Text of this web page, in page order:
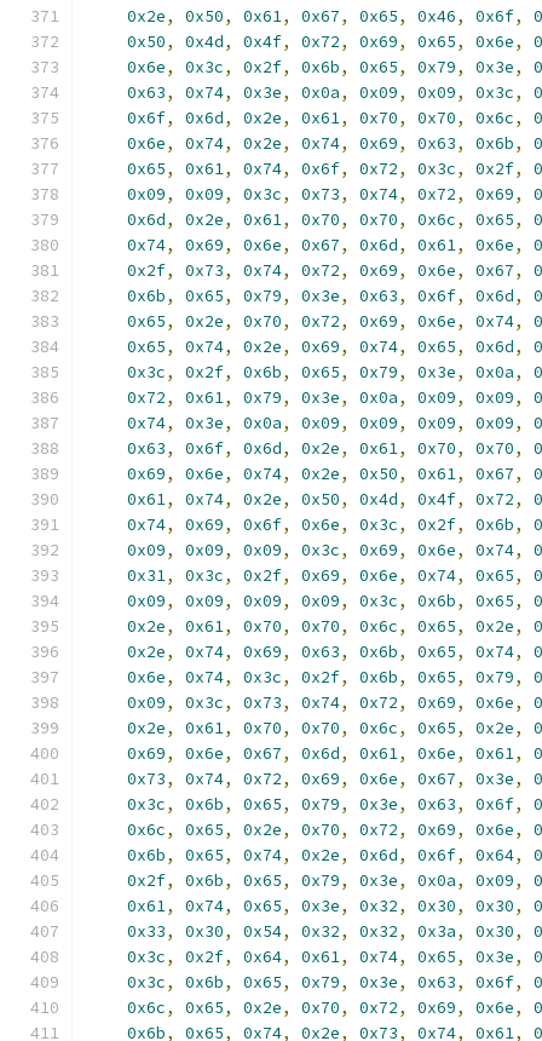
0x2e, 0x50, 0x61, 0x67, 0x65, 0x46, 0x6f,
0x50, 0x4d, 0x4f, 0x72, 0x69, 0x65, 0x6e,
0x6e, 0x3c, 0x2f, 0x6b, 0x65, 0x79, 0x3e,
0x63, 0x74, 0x3e, 0x0a, 0x09, 0x09, 0x3c,
0x6f, 0x6d, 0x2e, 0x61, 0x70, 0x70, 0x6c,
0x6e, 0x74, 0x2e, 0x74, 0x69, 0x63, 0x6b,
0x65, 0x61, 0x74, 0x6f, 0x72, 0x3c, 0x2f,
0x09, 0x09, 0x3c, 0x73, 0x74, 0x72, 0x69,
0x6d, 0x2e, 0x61, 0x70, 0x70, 0x6c, 0x65,
0x74, 0x69, 0x6e, 0x67, 0x6d, 0x61, 0x6e,
0x2f, 0x73, 0x74, 0x72, 0x69, 0x6e, 0x67,
0x6b, 0x65, 0x79, 0x3e, 0x63, 0x6f, 0x6d,
0x65, 0x2e, 0x70, 0x72, 0x69, 0x6e, 0x74,
0x65, 0x74, 0x2e, 0x69, 0x74, 0x65, 0x6d,
0x3c, 0x2f, 0x6b, 0x65, 0x79, 0x3e, 0x0a,
0x72, 0x61, 0x79, 0x3e, 0x0a, 0x09, 0x09,
0x74, 0x3e, 0x0a, 0x09, 0x09, 0x09, 0x09,
0x63, 0x6f, 0x6d, 0x2e, 0x61, 0x70, 0x70,
0x69, 0x6e, 0x74, 0x2e, 0x50, 0x61, 0x67,
0x61, 0x74, 0x2e, 0x50, 0x4d, 0x4f, 0x72,
0x74, 0x69, 0x6f, 0x6e, 0x3c, 0x2f, 0x6b,
0x09, 0x09, 0x09, 0x3c, 0x69, 0x6e, 0x74,
0x31, 0x3c, 0x2f, 0x69, 0x6e, 0x74, 0x65,
0x09, 0x09, 0x09, 0x09, 0x3c, 0x6b, 0x65,
0x2e, 0x61, 0x70, 0x70, 0x6c, 0x65, 0x2e,
0x2e, 0x74, 0x69, 0x63, 0x6b, 0x65, 0x74,
0x6e, 0x74, 0x3c, 0x2f, 0x6b, 0x65, 0x79,
0x09, 0x3c, 0x73, 0x74, 0x72, 0x69, 0x6e,
0x2e, 0x61, 0x70, 0x70, 0x6c, 0x65, 0x2e,
0x69, 0x6e, 0x67, 0x6d, 0x61, 0x6e, 0x61,
0x73, 0x74, 0x72, 0x69, 0x6e, 0x67, 0x3e,
0x3c, 0x6b, 0x65, 0x79, 0x3e, 0x63, 0x6f,
0x6c, 0x65, 0x2e, 0x70, 0x72, 0x69, 0x6e,
0x6b, 0x65, 0x74, 0x2e, 0x6d, 0x6f, 0x64,
0x2f, 0x6b, 0x65, 0x79, 0x3e, 0x0a, 0x09,
0x61, 0x74, 0x65, 0x3e, 0x32, 0x30, 0x30,
0x33, 0x30, 0x54, 0x32, 0x32, 0x3a, 0x30,
0x3c, 0x2f, 0x64, 0x61, 0x74, 0x65, 0x3e,
0x3c, 0x6b, 0x65, 0x79, 0x3e, 0x63, 0x6f,
0x6c, 0x65, 0x2e, 0x70, 0x72, 0x69, 0x6e,
0x6b, 0x65, 0x74, 0x2e, 0x73, 0x74, 0x61,